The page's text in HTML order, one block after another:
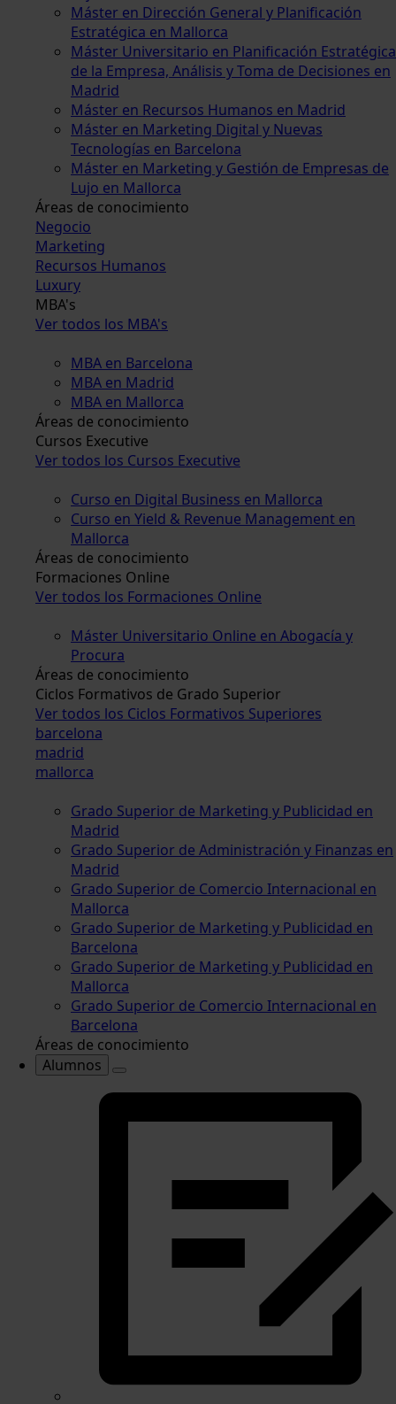
Máster en Dirección General y Planificación
Estratégica en Mallorca
Máster Universitario en Planificación Estratégica
de la Empresa, Análisis y Toma de Decisiones en
Madrid
Máster en Recursos Humanos en Madrid
Máster en Marketing Digital y Nuevas
Tecnologías en Barcelona
Máster en Marketing y Gestión de Empresas de
Lujo en Mallorca
Áreas de conocimiento
Negocio
Marketing
Recursos Humanos
Luxury
MBA's
Ver todos los MBA's
MBA en Barcelona
MBA en Madrid
MBA en Mallorca
Áreas de conocimiento
Cursos Executive
Ver todos los Cursos Executive
Curso en Digital Business en Mallorca
Curso en Yield & Revenue Management en
Mallorca
Áreas de conocimiento
Formaciones Online
Ver todos los Formaciones Online
Máster Universitario Online en Abogacía y
Procura
Áreas de conocimiento
Ciclos Formativos de Grado Superior
Ver todos los Ciclos Formativos Superiores
barcelona
madrid
mallorca
Grado Superior de Marketing y Publicidad en
Madrid
Grado Superior de Administración y Finanzas en
Madrid
Grado Superior de Comercio Internacional en
Mallorca
Grado Superior de Marketing y Publicidad en
Barcelona
Grado Superior de Marketing y Publicidad en
Mallorca
Grado Superior de Comercio Internacional en
Barcelona
Áreas de conocimiento
Alumnos